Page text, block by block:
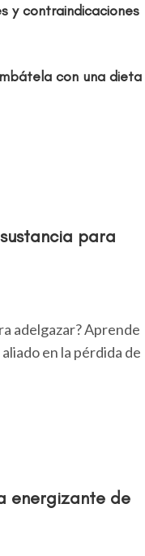
y contraindicaciones
con una dieta
para
adelgazar? Aprende
en la pérdida de
energizante de